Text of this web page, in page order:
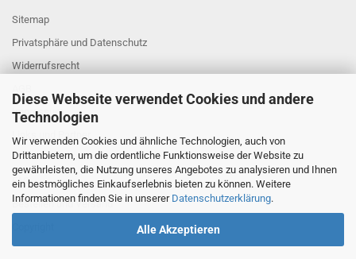
Diese Webseite verwendet Cookies und andere
Technologien
Wir verwenden Cookies und ähnliche Technologien, auch von
Drittanbietern, um die ordentliche Funktionsweise der Website zu
gewährleisten, die Nutzung unseres Angebotes zu analysieren und Ihnen
ein bestmögliches Einkaufserlebnis bieten zu können. Weitere
Informationen finden Sie in unserer Datenschutzerklärung.
Alle Akzeptieren
Sitemap
Privatsphäre und Datenschutz
Widerrufsrecht
Impressum
Links und Partner
FAQ
Bestellen und Versand